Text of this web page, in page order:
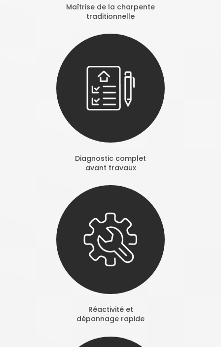
Maîtrise de la charpente
traditionnelle
Diagnostic complet
avant travaux
Réactivité et
dépannage rapide